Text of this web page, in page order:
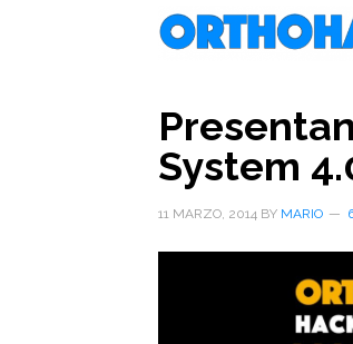
System
11 MARZO, 2014 BY MARIO